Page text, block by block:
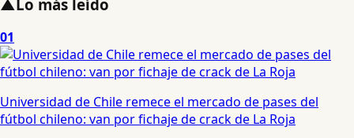
▲Lo más leído
01
Universidad de Chile remece el mercado de pases del
fútbol chileno: van por fichaje de crack de La Roja